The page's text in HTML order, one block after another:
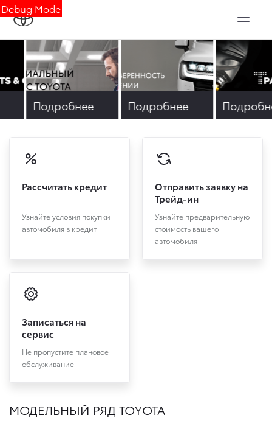
Debug Mode
Подробнее Подробнее
Рассчитать кредит
Узнайте условия покупки
автомобиля в кредит
Отправить заявку на
Трейд-ин
Узнайте предварительную
стоимость вашего
автомобиля
Записаться на
сервис
Не пропустите плановое
обслуживание
МОДЕЛЬНЫЙ РЯД TOYOTA